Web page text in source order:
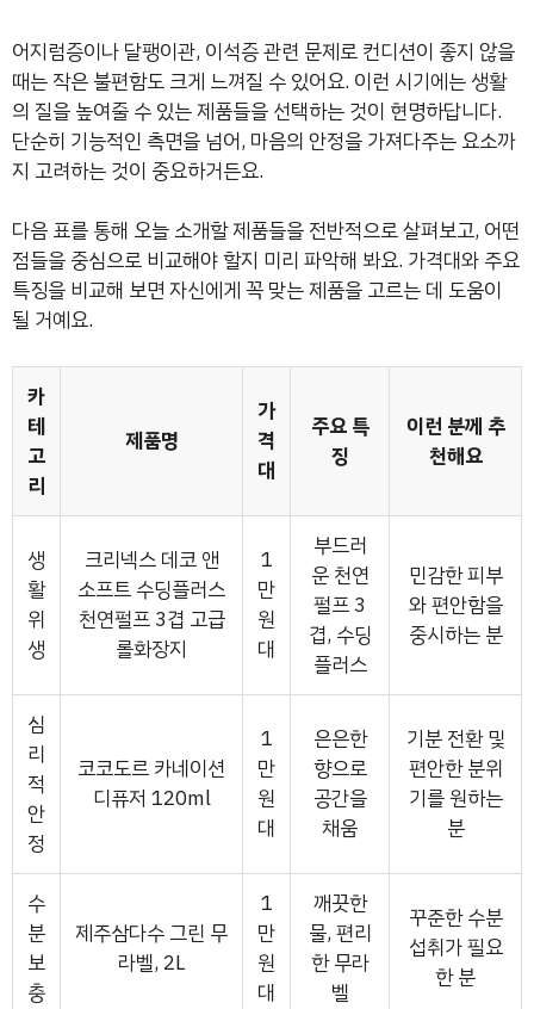
어지럼증이나 달팽이관, 이석증 관련 문제로 컨디션이 좋지 않을
때는 작은 불편함도 크게 느껴질 수 있어요. 이런 시기에는 생활
의 질을 높여줄 수 있는 제품들을 선택하는 것이 현명하답니다.
단순히 기능적인 측면을 넘어, 마음의 안정을 가져다주는 요소까
지 고려하는 것이 중요하거든요.
다음 표를 통해 오늘 소개할 제품들을 전반적으로 살펴보고, 어떤
점들을 중심으로 비교해야 할지 미리 파악해 봐요. 가격대와 주요
특징을 비교해 보면 자신에게 꼭 맞는 제품을 고르는 데 도움이
될 거예요.
카
테
고
리
제품명
가
격
대
주요 특
징
이런 분께 추
천해요
생
활
위
생
크리넥스 데코 앤
소프트 수딩플러스
천연펄프 3겹 고급
롤화장지
1
만
원
대
부드러
운 천연
펄프 3
겹, 수딩
플러스
민감한 피부
와 편안함을
중시하는 분
심
리
적
안
정
코코도르 카네이션
디퓨저 120ml
1
만
원
대
은은한
향으로
공간을
채움
기분 전환 및
편안한 분위
기를 원하는
분
수
분
보
충
제주삼다수 그린 무
라벨, 2L
1
만
원
대
깨끗한
물, 편리
한 무라
벨
꾸준한 수분
섭취가 필요
한 분